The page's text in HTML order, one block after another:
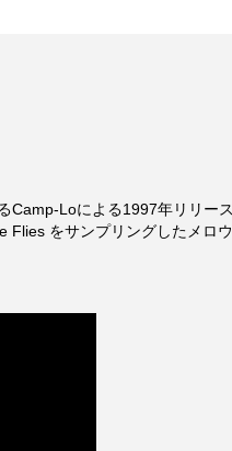
Loによる1997年リリー
をサンプリングしたメロ